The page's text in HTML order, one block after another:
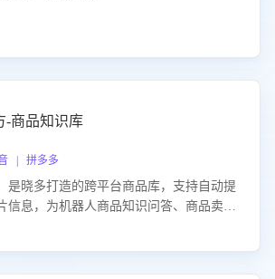
-商品知识库
| 拼多多
是晓多打造的跨平台商品库，支持自动提
信息，为机器人商品知识问答、商品卖点